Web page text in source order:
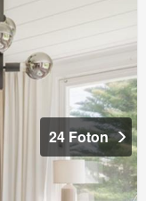
24 Foton